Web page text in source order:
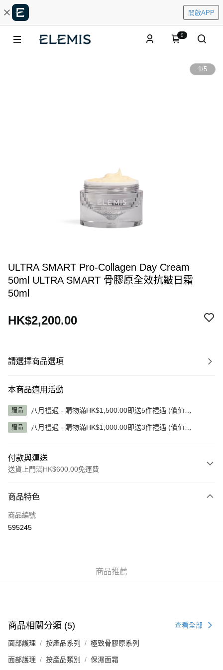
開啟APP
0
1/5
ULTRA SMART Pro-Collagen Day Cream
50ml ULTRA SMART 骨膠原全效抗皺日霜
50ml
HK$2,200.00
請選擇商品選項
本商品適用活動
贈品
八月禮遇 - 購物滿HK$1,500.00即送5件禮遇 (價值
贈品
八月禮遇 - 購物滿HK$1,000.00即送3件禮遇 (價值
付款與運送
送貨上門滿HK$600.00免運費
信用卡
AlipayHK
商品特色
商品編號
595245
商品推薦
商品相關分類 (5) 查看全部
面部護理 按產品系列 極致骨膠原系列
面部護理 按產品類別 保濕面霜